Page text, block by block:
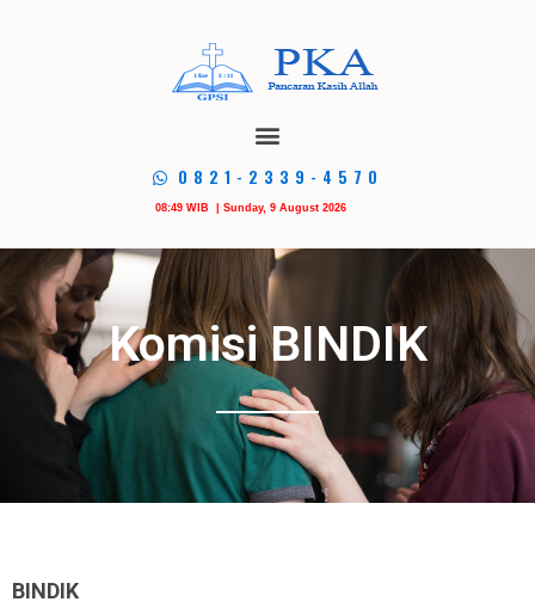
0821-2339-4570
08:49 WIB | Sunday, 9 August 2026
Komisi BINDIK
BINDIK